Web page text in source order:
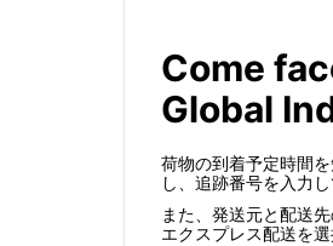
Come
Global
荷物の到着予定時間
し、追跡番号を入力
また、発送元と配送
エクスプレス配送を